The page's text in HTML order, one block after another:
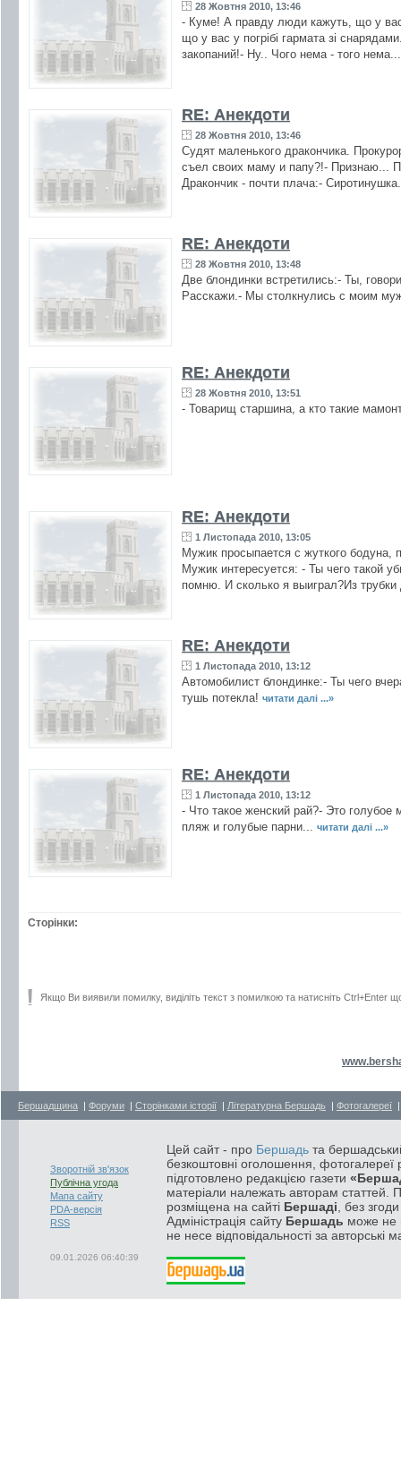
28 Жовтня 2010, 13:46
- Куме! А правду люди кажуть, що у
що у вас у погрiбi гармата зi
закопаний!- Ну.. Чого нема - того
RE: Анекдоти
28 Жовтня 2010, 13:46
Судят маленького дракончика.
съел своих маму и папу?!- Признаю...
Дракончик - почти плача:-
RE: Анекдоти
28 Жовтня 2010, 13:48
Две блондинки встретились:- Ты,
Расскажи.- Мы столкнулись с моим
RE: Анекдоти
28 Жовтня 2010, 13:51
- Товарищ старшина, а кто такие
RE: Анекдоти
1 Листопада 2010, 13:05
Мужик просыпается с жуткого бодуна,
Мужик интересуется: - Ты чего такой
помню. И сколько я выиграл?Из
RE: Анекдоти
1 Листопада 2010, 13:12
Автомобилист блондинке:- Ты чего
тушь потекла! читати далі ...»
RE: Анекдоти
1 Листопада 2010, 13:12
- Что такое женский рай?- Это
пляж и голубые парни... читати далі ...»
Сторінки:
Якщо Ви виявили помилку, виділіть текст з помилкою та натисніть Ctrl+Enter
Бершадщина | Форуми | Сторінками історії | Літературна Бершадь | Фотогалереї
Зворотній зв'язок
Публічна угода
Мапа сайту
PDA-версія
RSS
09.01.2026 06:40:39
Цей сайт - про Бершадь та
безкоштовні оголошення, фотогалереї
підготовлено редакцією газети
матеріали належать авторам статтей.
розміщена на сайті Бершаді , без
Адміністрація сайту Бершадь може не
не несе відповідальності за авторські